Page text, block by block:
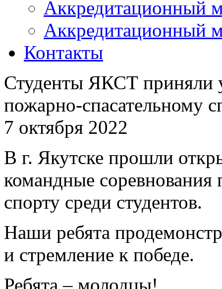
Аккредитационный
Аккредитационный
Контакты
Студенты ЯКСТ приняли
пожарно-спасательному
7 октября 2022
В г. Якутске прошли
командные соревнования
спорту среди студентов.
Наши ребята
и стремление к победе.